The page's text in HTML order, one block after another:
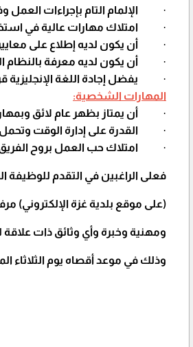
· الإلمام التام بإجراءات
· امتلاك مهارات عالية في
· أن يكون لديه إطلاع على
· أن يكون لديه معرفة بالنظام
· يفضل إجادة اللغة الإنجليزية
المهارات الشخصية:
· أن يمتاز بظهر عام لائق
· القدرة على إدارة الوقت
· امتلاك حب العمل بروح الفريق
فعلى الراغبين في التقدم للوظيفة
(على موقع بلدية غزة الإلكتروني)
ومهنية وخبرة وأي وثائق ذات علاقة
وذلك في موعد أقصاه يوم الثلاثاء الموافق 14/